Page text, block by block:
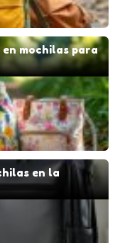
mochilas para
en la